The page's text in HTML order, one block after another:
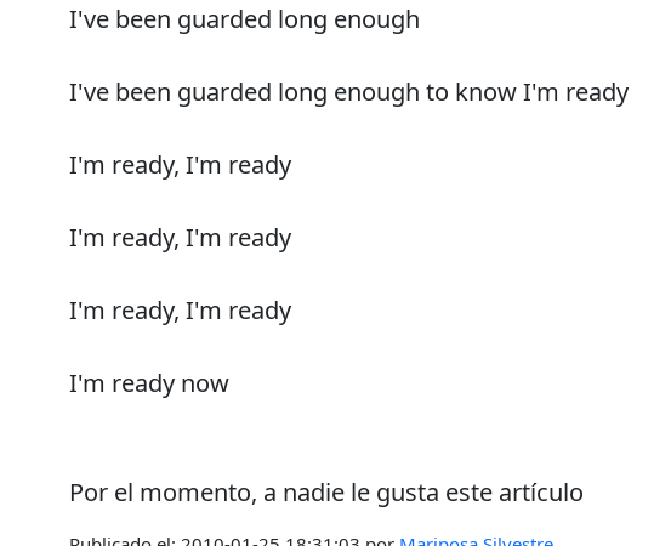
I've been guarded long enough
I've been guarded long enough to know I'm ready
I'm ready, I'm ready
I'm ready, I'm ready
I'm ready, I'm ready
I'm ready now
Por el momento, a nadie le gusta este artículo